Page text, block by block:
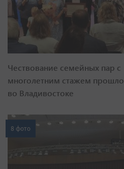
Чествование семейных пар с
многолетним стажем прошло
во Владивостоке
8 фото